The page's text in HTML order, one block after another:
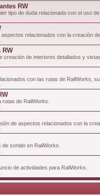
RW
tipo de duda relacionada con el uso de
relacionados con la creación
RW
creación de interiores detallados y
con las rutas de RailWorks,
de RailWorks.
de aspectos relacionados con la
sonido en RailWorks.
de actividades para RailWorks.